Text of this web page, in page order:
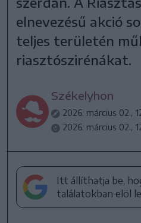
elnevezésű akció
teljes területén
riasztószirénákat.
Székelyhon
2026. március 02.,
2026. március 02.,
Itt állíthatja be,
találatokban elöl